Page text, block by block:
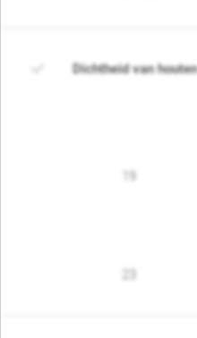
Dichtheid van
19